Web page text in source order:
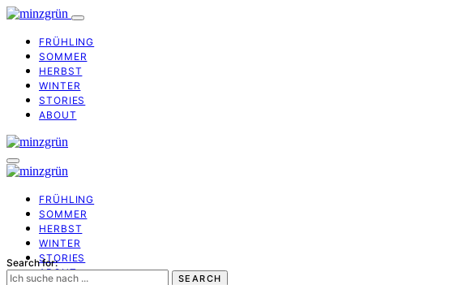
FRÜHLING
SOMMER
HERBST
WINTER
STORIES
ABOUT
FRÜHLING
SOMMER
HERBST
WINTER
STORIES
ABOUT
Search for:
SEARCH